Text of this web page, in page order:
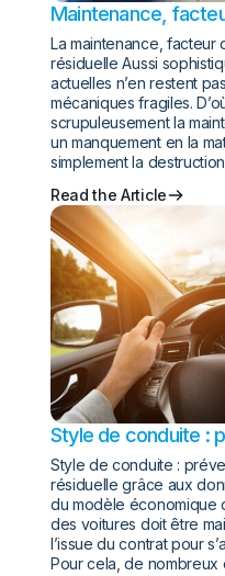
Maintenance,
valeur résiduelle
La maintenance, facteur
résiduelle Aussi
actuelles n’en restent
mécaniques fragiles.
scrupuleusement la
un manquement en la
simplement la
Read the Article
Style de conduite :
valeur résiduelle
Style de conduite :
résiduelle grâce aux
du modèle économique
des voitures doit être
l’issue du contrat pour
Pour cela, de nombreux